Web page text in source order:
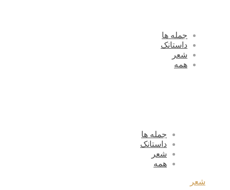
جمله ها
داستانک
شعر
همه
جمله ها
داستانک
شعر
همه
شعر